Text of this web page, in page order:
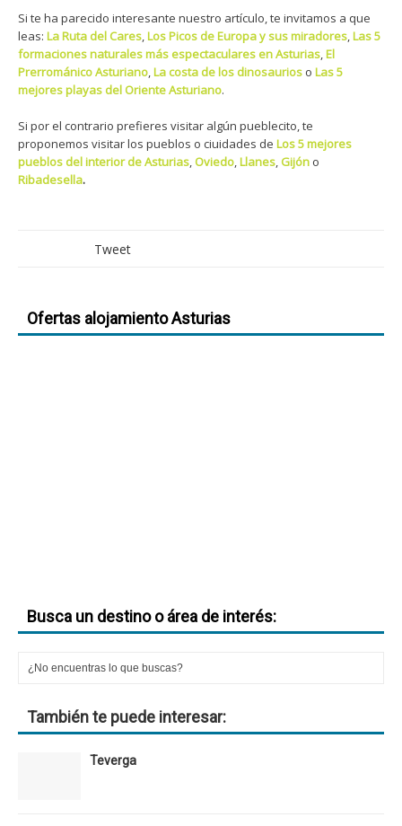
Si te ha parecido interesante nuestro artículo, te invitamos a que
leas: La Ruta del Cares,Los Picos de Europa y sus miradores,Las 5
formaciones naturales más espectaculares en Asturias,El
PrerrománicoAsturiano,La costa de los dinosaurios o Las 5
mejores playas del Oriente Asturiano.
Si por el contrario prefieres visitar algún pueblecito, te
proponemos visitar los pueblos o ciuidades de Los 5 mejores
pueblos del interior de Asturias,Oviedo,Llanes, Gijón o
Ribadesella.
Tweet
Ofertas alojamiento Asturias
Busca un destino o área de interés:
También te puede interesar:
Teverga